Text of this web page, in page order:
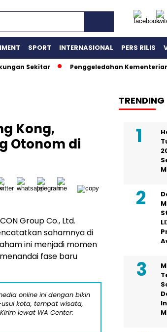
SPORT INTERNASIONAL PERS RILIS
Sekitar Penggeledahan
Kong,
Otonom di
Group Co., Ltd.
sahamnya di
ini menjadi momen
fase baru
online ini dengan bikin
kota, tempat wisata,
lewat WA Center:
TRENDING